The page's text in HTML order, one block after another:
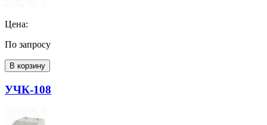
Цена:
По запросу
В корзину
УЧК-108